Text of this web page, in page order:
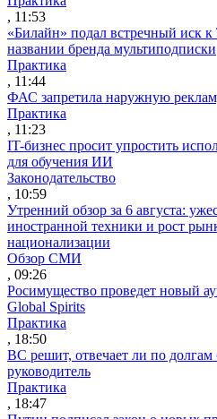
, 11:53
«Билайн» подал встречный иск к
названии бренда мультиподписки
Практика
, 11:44
ФАС запретила наружную
Практика
, 11:23
IT-бизнес просит упростить
для обучения ИИ
Законодательство
, 10:59
Утренний обзор за 6 августа:
иностранной техники и рост
национализации
Обзор СМИ
, 09:26
Росимущество проведет новый
Global Spirits
Практика
, 18:50
ВС решит, отвечает ли по
руководитель
Практика
, 18:47